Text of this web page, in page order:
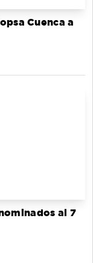
Cuenca a
al 7